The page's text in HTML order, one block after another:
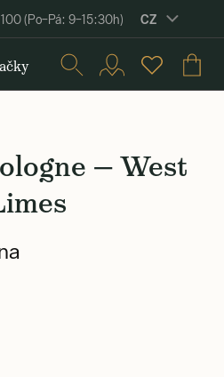
(Po–Pá: 9–15:30h) CZ
— West